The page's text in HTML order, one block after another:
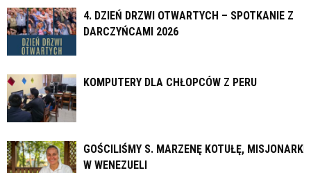
4. DZIEŃ DRZWI OTWARTYCH – SPOTKANIE Z
DARCZYŃCAMI 2026
KOMPUTERY DLA CHŁOPCÓW Z PERU
GOŚCILIŚMY S. MARZENĘ KOTUŁĘ, MISJONARKĘ
W WENEZUELI